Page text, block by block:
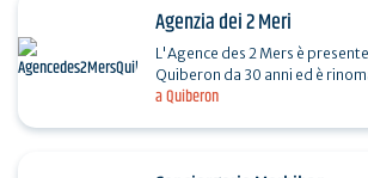
a Quiberon
Agenzia dei 2 Meri
L'Agence des 2 Mers è
Quiberon da 30 anni ed è
competenze e la sua